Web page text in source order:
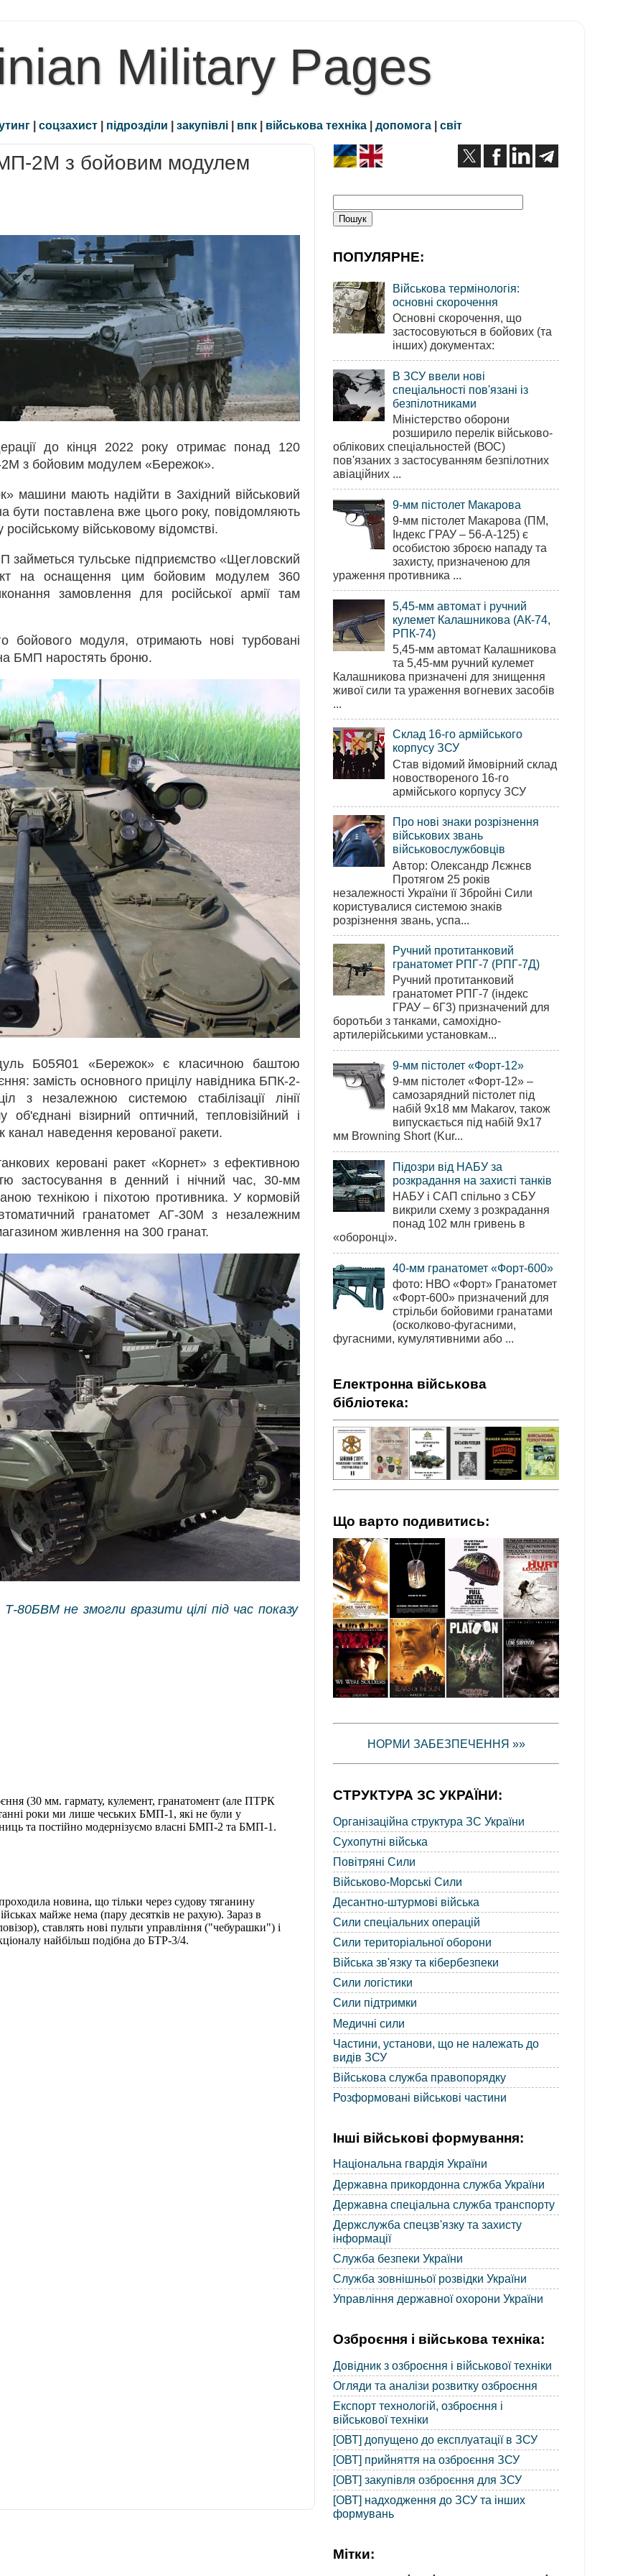
Military Pages
| соцзахист | підрозділи | закупівлі | впк | військова техніка | допомога | світ
2М з бойовим модулем
до кінця 2022 року отримає понад 120
з бойовим модулем «Бережок».
машини мають надійти в Західний військовий
бути поставлена ​​вже цього року, повідомляють
військовому відомстві.
тульське підприємство «Щегловский
на оснащення цим бойовим модулем 360
замовлення для російської армії там
бойового модуля, отримають нові турбовані
на БМП наростять броню.
Б05Я01 «Бережок» є класичною баштою
замість основного прицілу навідника БПК-2-
з незалежною системою стабілізації лінії
візирний оптичний, тепловізійний і
наведення керованої ракети.
керовані ракет «Корнет» з ефективною
застосування в денний і нічний час, 30-мм
технікою і піхотою противника. У кормовій
гранатомет АГ-30М з незалежним
живлення на 300 гранат.
Т-80БВМ не змогли вразити цілі під час показу
ПОПУЛЯРНЕ:
Військова термінологія:
основні скорочення
Основні скорочення, що
застосовуються в бойових (та
інших) документах:
В ЗСУ ввели нові
спеціальності пов'язані із
безпілотниками
Міністерство оборони
розширило перелік військово-
облікових спеціальностей (ВОС)
пов'язаних з застосуванням безпілотних
авіаційних ...
9-мм пістолет Макарова
9-мм пістолет Макарова (ПМ,
Індекс ГРАУ – 56-А-125) є
особистою зброєю нападу та
захисту, призначеною для
ураження противника ...
5,45-мм автомат і ручний
кулемет Калашникова (АК-74,
РПК-74)
5,45-мм автомат Калашникова
та 5,45-мм ручний кулемет
Калашникова призначені для знищення
живої сили та ураження вогневих засобів
...
Склад 16-го армійського
корпусу ЗСУ
Став відомий ймовірний склад
новоствореного 16-го
армійського корпусу ЗСУ
Про нові знаки розрізнення
військових звань
військовослужбовців
Автор: Олександр Лєжнєв
Протягом 25 років
незалежності України її Збройні Сили
користувалися системою знаків
розрізнення звань, успа...
Ручний протитанковий
гранатомет РПГ-7 (РПГ-7Д)
Ручний протитанковий
гранатомет РПГ-7 (індекс
ГРАУ – 6Г3) призначений для
боротьби з танками, самохідно-
артилерійськими установкам...
9-мм пістолет «Форт-12»
9-мм пістолет «Форт-12» –
самозарядний пістолет під
набій 9х18 мм Makarov, також
випускається під набій 9х17
мм Browning Short (Kur...
Підозри від НАБУ за
розкрадання на захисті танків
НАБУ і САП спільно з СБУ
викрили схему з розкрадання
понад 102 млн гривень в
«оборонці».
40-мм гранатомет «Форт-600»
фото: НВО «Форт» Гранатомет
«Форт-600» призначений для
стрільби бойовими гранатами
(осколково-фугасними,
фугасними, кумулятивними або ...
Електронна військова
бібліотека:
Що варто подивитись:
НОРМИ ЗАБЕЗПЕЧЕННЯ »»
СТРУКТУРА ЗС УКРАЇНИ:
Організаційна структура ЗС України
Сухопутні війська
Повітряні Сили
Військово-Морські Сили
Десантно-штурмові війська
Сили спеціальних операцій
Сили територіальної оборони
Війська зв'язку та кібербезпеки
Сили логістики
Сили підтримки
Медичні сили
Частини, установи, що не належать до
видів ЗСУ
Військова служба правопорядку
Розформовані військові частини
Інші військові формування:
Національна гвардія України
Державна прикордонна служба України
Державна спеціальна служба транспорту
Держслужба спецзв'язку та захисту
інформації
Служба безпеки України
Служба зовнішньої розвідки України
Управління державної охорони України
Озброєння і військова техніка:
Довідник з озброєння і військової техніки
Огляди та аналізи розвитку озброєння
Експорт технологій, озброєння і
військової техніки
[ОВТ] допущено до експлуатації в ЗСУ
[ОВТ] прийняття на озброєння ЗСУ
[ОВТ] закупівля озброєння для ЗСУ
[ОВТ] надходження до ЗСУ та інших
формувань
Мітки: